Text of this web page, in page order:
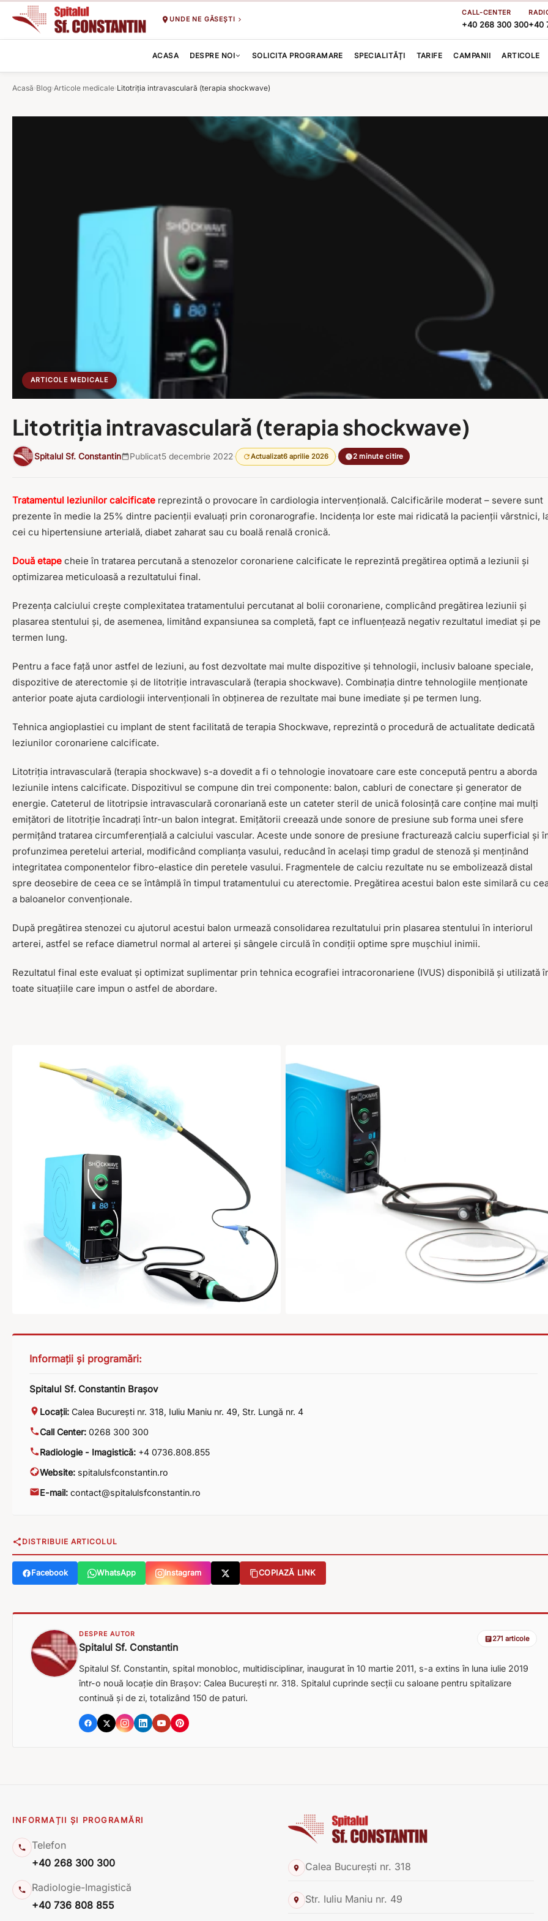
UNDE NE GĂSEȘTI
CALL-CENTER
+40 268 300 300+40
ACASA DESPRE NOI SOLICITA PROGRAMARE SPECIALITĂȚI TARIFE CAMPANII ARTICOLE
Acasă›Blog›Articole medicale›Litotriția intravasculară (terapia shockwave)
ARTICOLE MEDICALE
Litotriția intravasculară (terapia shockwave)
Spitalul Sf. Constantin Publicat5 decembrie 2022 Actualizat6 aprilie 2026 2 minute citire
Tratamentul leziunilor calcificate reprezintă o provocare în cardiologia intervențională. Calcificările moderat – severe sunt
prezente în medie la 25% dintre pacienții evaluați prin coronarografie. Incidența lor este mai ridicată la pacienții vârstnici,
cei cu hipertensiune arterială, diabet zaharat sau cu boală renală cronică.
Două etape cheie în tratarea percutană a stenozelor coronariene calcificate le reprezintă pregătirea optimă a leziunii și
optimizarea meticuloasă a rezultatului final.
Prezența calciului crește complexitatea tratamentului percutanat al bolii coronariene, complicând pregătirea leziunii și
plasarea stentului și, de asemenea, limitând expansiunea sa completă, fapt ce influențează negativ rezultatul imediat și pe
termen lung.
Pentru a face față unor astfel de leziuni, au fost dezvoltate mai multe dispozitive și tehnologii, inclusiv baloane speciale,
dispozitive de aterectomie și de litotriție intravasculară (terapia shockwave). Combinația dintre tehnologiile menționate
anterior poate ajuta cardiologii intervenționali în obținerea de rezultate mai bune imediate și pe termen lung.
Tehnica angioplastiei cu implant de stent facilitată de terapia Shockwave, reprezintă o procedură de actualitate dedicată
leziunilor coronariene calcificate.
Litotriția intravasculară (terapia shockwave) s-a dovedit a fi o tehnologie inovatoare care este concepută pentru a aborda
leziunile intens calcificate. Dispozitivul se compune din trei componente: balon, cabluri de conectare și generator de
energie. Cateterul de litotripsie intravasculară coronariană este un cateter steril de unică folosință care conține mai mulți
emițători de litotriție încadrați într-un balon integrat. Emițătorii creează unde sonore de presiune sub forma unei sfere
permițând tratarea circumferențială a calciului vascular. Aceste unde sonore de presiune fracturează calciu superficial și
profunzimea peretelui arterial, modificând complianța vasului, reducând în același timp gradul de stenoză și menținând
integritatea componentelor fibro-elastice din peretele vasului. Fragmentele de calciu rezultate nu se embolizează distal
spre deosebire de ceea ce se întâmplă în timpul tratamentului cu aterectomie. Pregătirea acestui balon este similară cu
a baloanelor convenționale.
După pregătirea stenozei cu ajutorul acestui balon urmează consolidarea rezultatului prin plasarea stentului în interiorul
arterei, astfel se reface diametrul normal al arterei și sângele circulă în condiții optime spre mușchiul inimii.
Rezultatul final este evaluat și optimizat suplimentar prin tehnica ecografiei intracoronariene (IVUS) disponibilă și utilizată
toate situațiile care impun o astfel de abordare.
Informații și programări:
Spitalul Sf. Constantin Brașov
Locații: Calea București nr. 318, Iuliu Maniu nr. 49, Str. Lungă nr. 4
Call Center: 0268 300 300
Radiologie - Imagistică: +4 0736.808.855
Website: spitalulsfconstantin.ro
E-mail: contact@spitalulsfconstantin.ro
DISTRIBUIE ARTICOLUL
Facebook WhatsApp Instagram COPIAZĂ LINK
DESPRE AUTOR
Spitalul Sf. Constantin
271 articole
Spitalul Sf. Constantin, spital monobloc, multidisciplinar, inaugurat în 10 martie 2011, s-a extins în luna iulie 2019
într-o nouă locație din Brașov: Calea București nr. 318. Spitalul cuprinde secții cu saloane pentru spitalizare
continuă și de zi, totalizând 150 de paturi.
INFORMAȚII ȘI PROGRAMĂRI
Telefon
+40 268 300 300
Radiologie-Imagistică
+40 736 808 855
Calea București nr. 318
Str. Iuliu Maniu nr. 49